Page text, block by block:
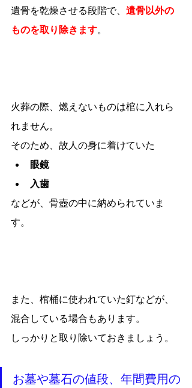
遺骨を乾燥させる段階で、 遺骨以外の
ものを取り除きます。
火葬の際、燃えないものは棺に入れら
れません。
そのため、故人の身に着けていた
眼鏡
入歯
などが、骨壺の中に納められていま
す。
また、棺桶に使われていた釘などが、
混合している場合もあります。
しっかりと取り除いておきましょう。
お墓や墓石の値段、年間費用の